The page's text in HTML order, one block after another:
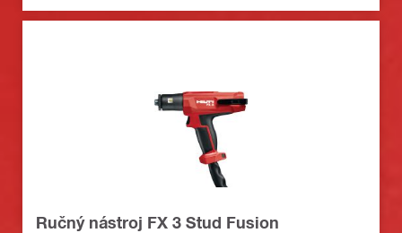
Ručný nástroj FX 3 Stud Fusion